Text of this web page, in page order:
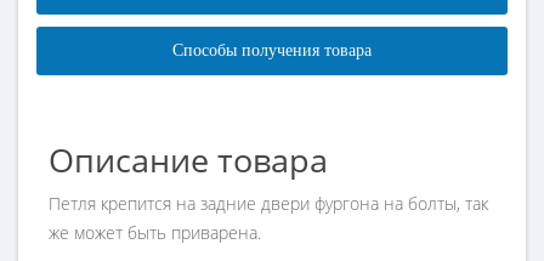
Способы получения товара
Описание товара
Петля крепится на задние двери фургона на болты, так
же может быть приварена.